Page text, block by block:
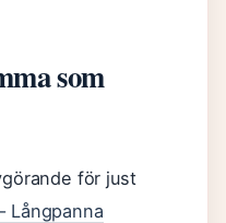
som
för just
Långpanna